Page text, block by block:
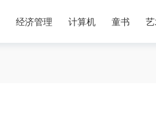
经济管理 计算机 童书